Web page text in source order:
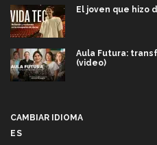
El joven que hizo
Aula Futura:
(video)
CAMBIAR IDIOMA
ES